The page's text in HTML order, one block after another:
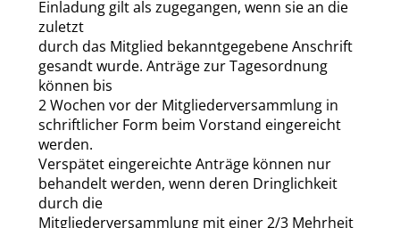
Einladung gilt als zugegangen, wenn sie an die
zuletzt
durch das Mitglied bekanntgegebene Anschrift
gesandt wurde. Anträge zur Tagesordnung
können bis
2 Wochen vor der Mitgliederversammlung in
schriftlicher Form beim Vorstand eingereicht
werden.
Verspätet eingereichte Anträge können nur
behandelt werden, wenn deren Dringlichkeit
durch die
Mitgliederversammlung mit einer 2/3 Mehrheit